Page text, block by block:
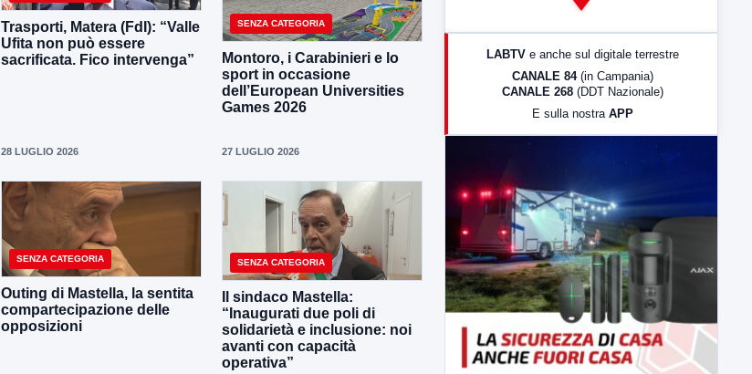
Trasporti, Matera (FdI): “Valle
Ufita non può essere
sacrificata. Fico intervenga”
28 LUGLIO 2026
SENZA CATEGORIA
Montoro, i Carabinieri e lo
sport in occasione
dell’European Universities
Games 2026
27 LUGLIO 2026
SENZA CATEGORIA
Outing di Mastella, la sentita
compartecipazione delle
opposizioni
SENZA CATEGORIA
Il sindaco Mastella:
“Inaugurati due poli di
solidarietà e inclusione: noi
avanti con capacità
operativa”
LabNews (Diretta)
LABTV e anche sul digitale terrestre
CANALE 84 (in Campania)
CANALE 268 (DDT Nazionale)
E sulla nostra APP